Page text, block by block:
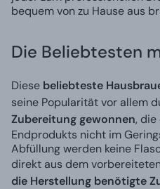
bequem von zu Hause aus
Die Beliebtesten
Diese beliebteste
seine Popularität vor allem
Zubereitung gewonnen,
Endprodukts nicht im
Abfüllung werden keine
direkt aus dem
die Herstellung benötigte